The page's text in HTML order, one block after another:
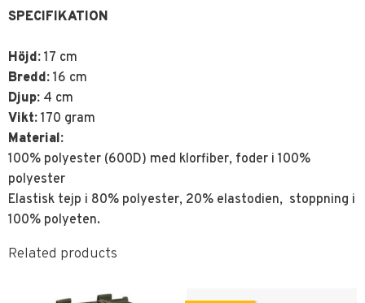
SPECIFIKATION
Höjd: 17 cm
Bredd: 16 cm
Djup: 4 cm
Vikt: 170 gram
Material:
100% polyester (600D) med klorfiber, foder i 100%
polyester
Elastisk tejp i 80% polyester, 20% elastodien, stoppning i
100% polyeten.
Related products